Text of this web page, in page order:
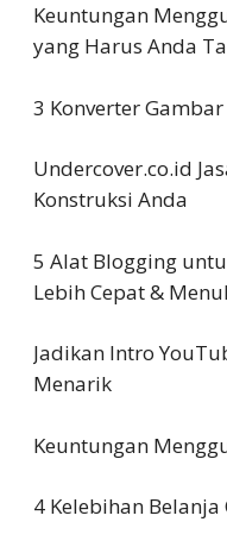
Keuntungan
yang Harus Anda
3 Konverter
Undercover.co.id
Konstruksi Anda
5 Alat Blogging
Lebih Cepat &
Jadikan Intro
Menarik
Keuntungan
4 Kelebihan Belanja